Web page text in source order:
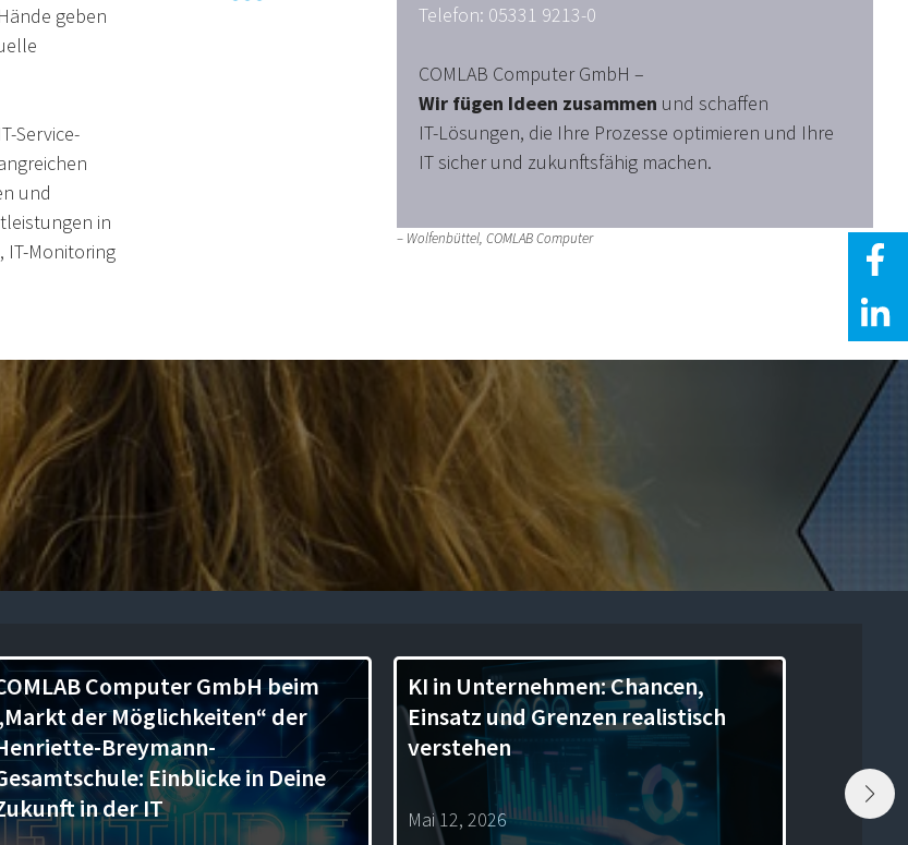
geben
Service-
und
in
IT-Monitoring
Telefon: 05331 9213-0
COMLAB Computer GmbH –
Wir fügen Ideen zusammen und schaffen
IT-Lösungen, die Ihre Prozesse optimieren und Ihre
IT sicher und zukunftsfähig machen.
– Wolfenbüttel, COMLAB Computer
Computer GmbH beim
der Möglichkeiten“ der
Breymann-
Einblicke in Deine
in der IT
KI in Unternehmen: Chancen,
Einsatz und Grenzen realistisch
verstehen
Mai 12, 2026